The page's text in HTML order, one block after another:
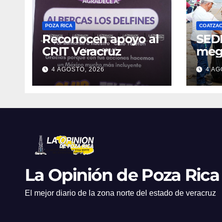
POZA RICA
Reconocen apoyo al
CRIT Veracruz
4 AGOSTO, 2026 4
La Opinión de Poza Rica
El mejor diario de la zona norte del estado de veracruz